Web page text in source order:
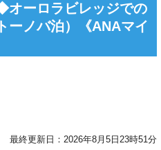
オーロラビレッジでの
ーノバ泊）《ANAマイ
最終更新日：2026年8月5日23時51分